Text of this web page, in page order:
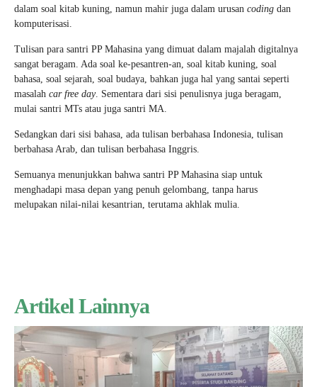
dalam soal kitab kuning, namun mahir juga dalam urusan coding dan
komputerisasi.
Tulisan para santri PP Mahasina yang dimuat dalam majalah digitalnya
sangat beragam. Ada soal ke-pesantren-an, soal kitab kuning, soal
bahasa, soal sejarah, soal budaya, bahkan juga hal yang santai seperti
masalah car free day. Sementara dari sisi penulisnya juga beragam,
mulai santri MTs atau juga santri MA.
Sedangkan dari sisi bahasa, ada tulisan berbahasa Indonesia, tulisan
berbahasa Arab, dan tulisan berbahasa Inggris.
Semuanya menunjukkan bahwa santri PP Mahasina siap untuk
menghadapi masa depan yang penuh gelombang, tanpa harus
melupakan nilai-nilai kesantrian, terutama akhlak mulia.
Artikel Lainnya